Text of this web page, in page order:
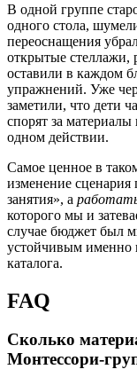
В одной группе
одного стола,
переоснащения
открытые стеллажи,
оставили в каждом
упражнений. Уже
заметили, что дети
спорят за
одном действии.
Самое ценное в
изменение сценария
занятия», а
которого мы и
случае бюджет был
устойчивым именно
каталога.
FAQ
Сколько
Монтессори-